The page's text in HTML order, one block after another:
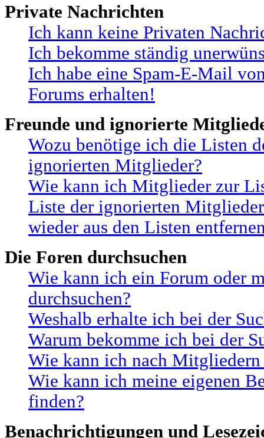
Private Nachrichten
Ich kann keine Privaten
Ich bekomme ständig
Ich habe eine Spam-E-Mail
Forums erhalten!
Freunde und ignorierte
Wozu benötige ich die Listen
ignorierten Mitglieder?
Wie kann ich Mitglieder zur
Liste der ignorierten
wieder aus den Listen
Die Foren durchsuchen
Wie kann ich ein Forum oder
durchsuchen?
Weshalb erhalte ich bei der
Warum bekomme ich bei der
Wie kann ich nach Mitgliedern
Wie kann ich meine eigenen
finden?
Benachrichtigungen und